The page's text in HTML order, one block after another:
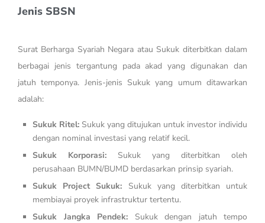
Jenis SBSN
Surat Berharga Syariah Negara atau Sukuk diterbitkan dalam
berbagai jenis tergantung pada akad yang digunakan dan
jatuh temponya. Jenis-jenis Sukuk yang umum ditawarkan
adalah:
Sukuk Ritel: Sukuk yang ditujukan untuk investor individu
dengan nominal investasi yang relatif kecil.
Sukuk Korporasi: Sukuk yang diterbitkan oleh
perusahaan BUMN/BUMD berdasarkan prinsip syariah.
Sukuk Project Sukuk: Sukuk yang diterbitkan untuk
membiayai proyek infrastruktur tertentu.
Sukuk Jangka Pendek: Sukuk dengan jatuh tempo